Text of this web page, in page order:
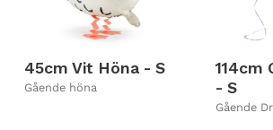
45cm Vit Höna - S
Gående höna
114cm
- S
Gående